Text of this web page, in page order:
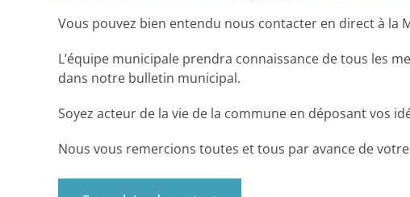
Vous pouvez bien entendu nous contacter en direct à la
L’équipe municipale prendra connaissance de tous les
dans notre bulletin municipal.
Soyez acteur de la vie de la commune en déposant vos
Nous vous remercions toutes et tous par avance de